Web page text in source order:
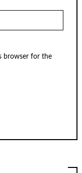
browser for the